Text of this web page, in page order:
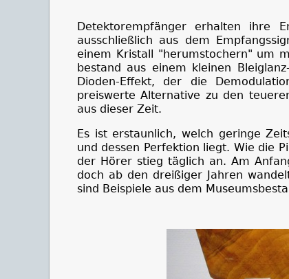
Detektorempfänger erhalten ihre
ausschließlich aus dem
einem Kristall "herumstochern" um
bestand aus einem kleinen
Dioden-Effekt, der die
preiswerte Alternative zu den
aus dieser Zeit.
Es ist erstaunlich, welch geringe
und dessen Perfektion liegt. Wie die
der Hörer stieg täglich an. Am
doch ab den dreißiger Jahren
sind Beispiele aus dem